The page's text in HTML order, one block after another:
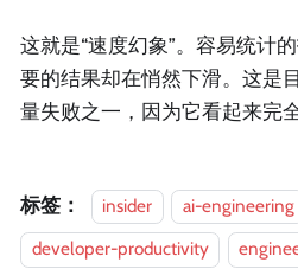
这就是“速度幻象”。容易统计
要的结果却在悄然下滑。这是
量失败之一，因为它看起来完
标签： insider
ai-engineering
developer-productivity